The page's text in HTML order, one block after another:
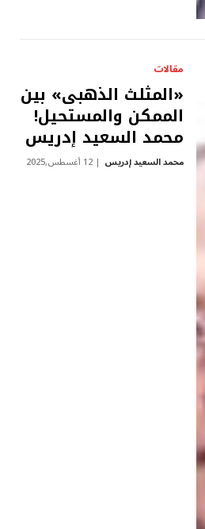
مقالات
«المثلث الذهبى» بين
الممكن والمستحيل!
محمد السعيد إدريس
محمد السعيد إدريس 12 أغسطس,2025